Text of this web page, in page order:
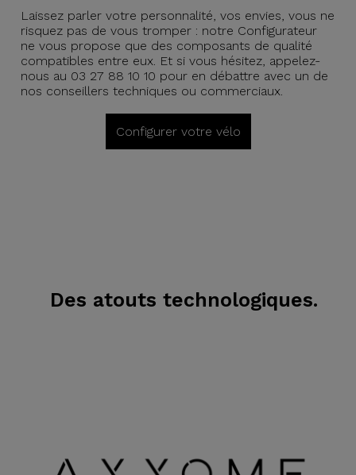
Laissez parler votre personnalité, vos envies, vous ne
risquez pas de vous tromper : notre Configurateur
ne vous propose que des composants de qualité
compatibles entre eux. Et si vous hésitez, appelez-
nous au 03 27 88 10 10 pour en débattre avec un de
nos conseillers techniques ou commerciaux.
Configurer votre vélo
Des atouts technologiques.